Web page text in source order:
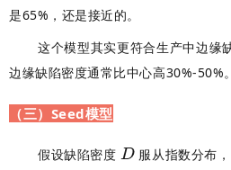
是65%，还是接近的。
这个模型其实更符合生产中边缘
边缘缺陷密度通常比中心高30%-50%。
（三）Seed模型
假设缺陷密度 服从指数分布，